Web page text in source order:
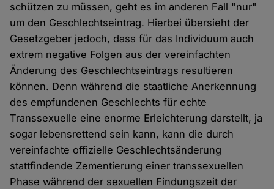
schützen zu müssen, geht es im anderen Fall "nur"
um den Geschlechtseintrag. Hierbei übersieht der
Gesetzgeber jedoch, dass für das Individuum auch
extrem negative Folgen aus der vereinfachten
Änderung des Geschlechtseintrags resultieren
können. Denn während die staatliche Anerkennung
des empfundenen Geschlechts für echte
Transsexuelle eine enorme Erleichterung darstellt, ja
sogar lebensrettend sein kann, kann die durch
vereinfachte offizielle Geschlechtsänderung
stattfindende Zementierung einer transsexuellen
Phase während der sexuellen Findungszeit der